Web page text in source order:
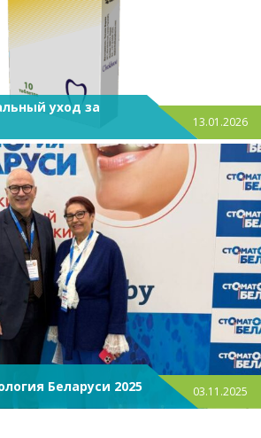
уход за
13.01.2026
Беларуси 2025 03.11.2025